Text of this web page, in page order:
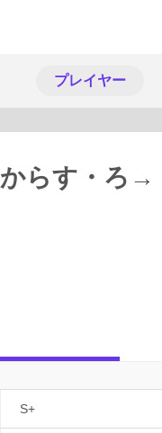
プレイヤー
からす・ろ→
S+